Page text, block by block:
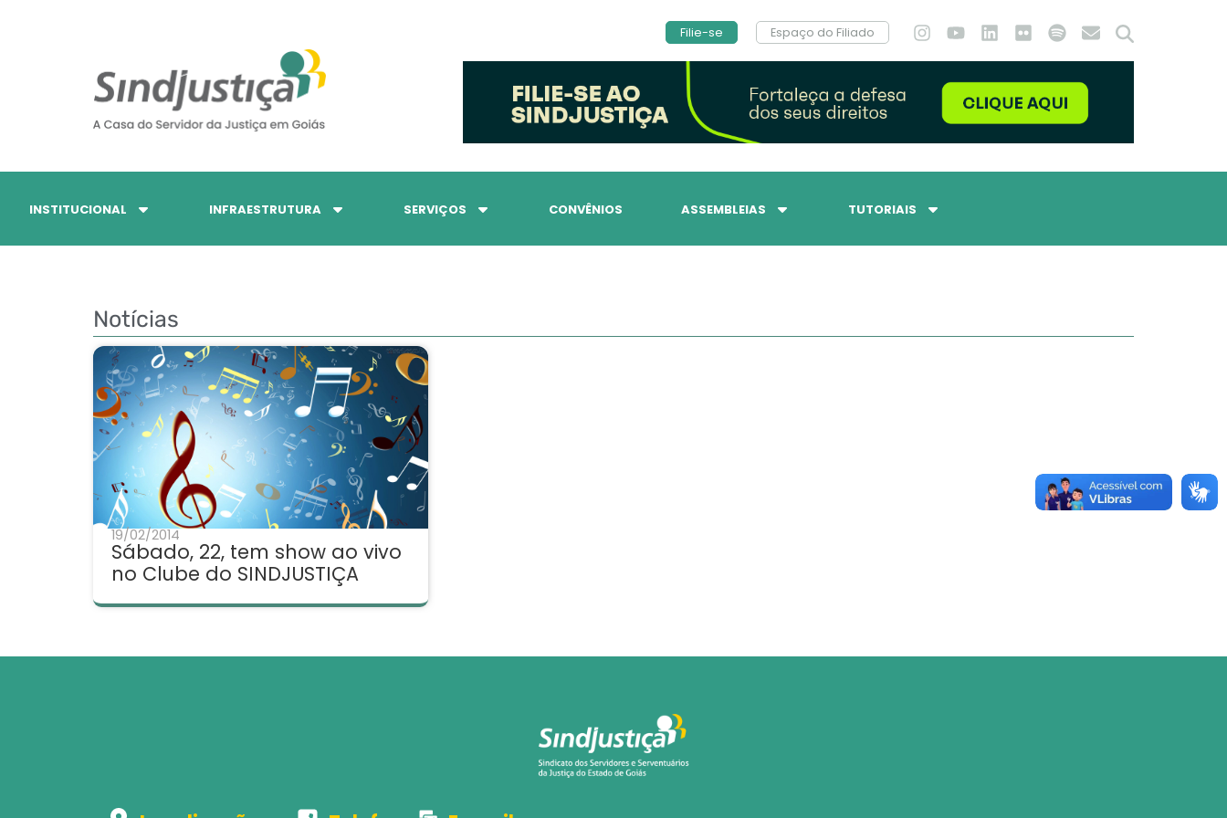
Filie-se Espaço do Filiado
INSTITUCIONAL INFRAESTRUTURA SERVIÇOS CONVÊNIOS ASSEMBLEIAS TUTORIAIS
Notícias
19/02/2014
Sábado, 22, tem show ao vivo
no Clube do SINDJUSTIÇA